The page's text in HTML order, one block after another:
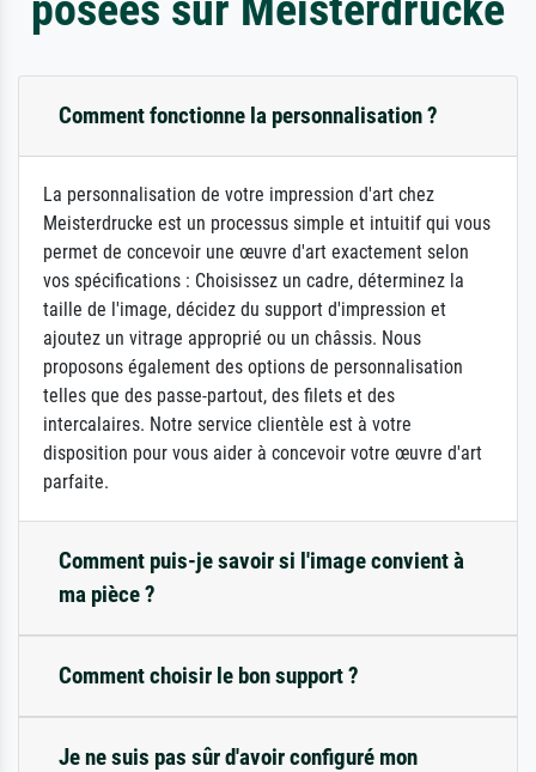
Comment fonctionne la personnalisation ?
La personnalisation de votre impression d'art chez
Meisterdrucke est un processus simple et intuitif qui vous
permet de concevoir une œuvre d'art exactement selon
vos spécifications : Choisissez un cadre, déterminez la
taille de l'image, décidez du support d'impression et
ajoutez un vitrage approprié ou un châssis. Nous
proposons également des options de personnalisation
telles que des passe-partout, des filets et des
intercalaires. Notre service clientèle est à votre
disposition pour vous aider à concevoir votre œuvre d'art
parfaite.
Comment puis-je savoir si l'image convient à
ma pièce ?
Comment choisir le bon support ?
Je ne suis pas sûr d'avoir configuré mon